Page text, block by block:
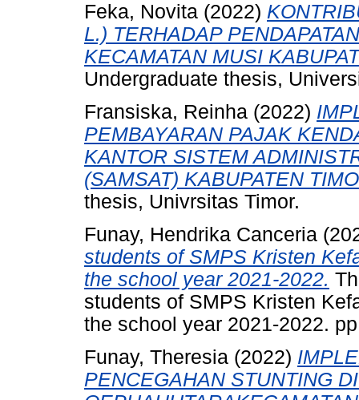
Feka, Novita (2022)
L.) TERHADAP
KECAMATAN MUSI
Undergraduate thesis,
Fransiska, Reinha (2022)
PEMBAYARAN PAJAK
KANTOR SISTEM
(SAMSAT) KABUPATEN
thesis, Univrsitas Timor.
Funay, Hendrika Canceria
students of SMPS Kristen
the school year 2021-2022.
students of SMPS Kristen
the school year 2021-2022.
Funay, Theresia (2022)
PENCEGAHAN STUNTING